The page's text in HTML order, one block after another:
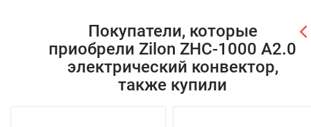
Покупатели, которые
приобрели Zilon ZHC-1000 А2.0
электрический конвектор,
также купили